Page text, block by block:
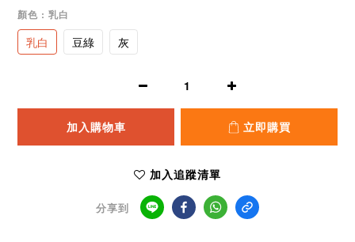
顏色 : 乳白
乳白 豆綠 灰
加入購物車 立即購買
加入追蹤清單
分享到